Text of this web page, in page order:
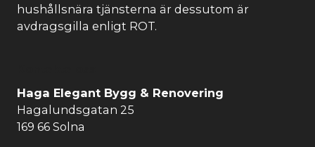
hushållsnära tjänsterna är dessutom är
avdragsgilla enligt ROT.
Haga Elegant Bygg & Renovering
Hagalundsgatan 25
169 66 Solna